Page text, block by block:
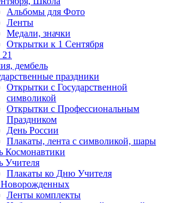
Альбомы для Фото
Ленты
Медали, значки
Открытки к 1 Сентября
дембель
праздники
Открытки с Государственной
символикой
Открытки с Профессиональным
Праздником
День России
Плакаты, лента с символикой, шары
Космонавтики
Учителя
Плакаты ко Дню Учителя
Ленты комплекты